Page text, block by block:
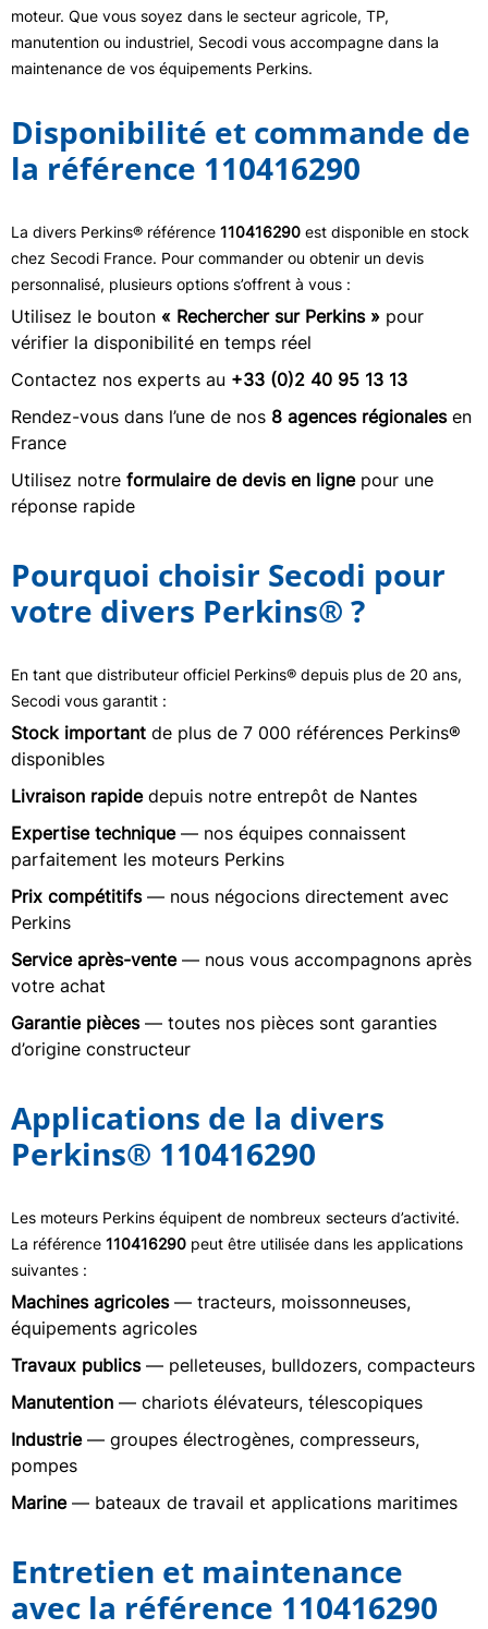
moteur. Que vous soyez dans le secteur agricole, TP,
manutention ou industriel, Secodi vous accompagne dans la
maintenance de vos équipements Perkins.
Disponibilité et commande de
la référence 110416290
La divers Perkins® référence 110416290 est disponible en stock
chez Secodi France. Pour commander ou obtenir un devis
personnalisé, plusieurs options s’offrent à vous :
Utilisez le bouton « Rechercher sur Perkins » pour
vérifier la disponibilité en temps réel
Contactez nos experts au +33 (0)2 40 95 13 13
Rendez-vous dans l’une de nos 8 agences régionalesen
France
Utilisez notre formulaire de devis en lignepour une
réponse rapide
Pourquoi choisir Secodi pour
votre divers Perkins® ?
En tant que distributeur officiel Perkins® depuis plus de 20 ans,
Secodi vous garantit :
Stock important de plus de 7 000 références Perkins®
disponibles
Livraison rapidedepuis notre entrepôt de Nantes
Expertise technique— nos équipes connaissent
parfaitement les moteurs Perkins
Prix compétitifs— nous négocions directement avec
Perkins
Service après-vente— nous vous accompagnons après
votre achat
Garantie pièces— toutes nos pièces sont garanties
d’origine constructeur
Applications de la divers
Perkins® 110416290
Les moteurs Perkins équipent de nombreux secteurs d’activité.
La référence 110416290 peut être utilisée dans les applications
suivantes :
Machines agricoles— tracteurs, moissonneuses,
équipements agricoles
Travaux publics— pelleteuses, bulldozers, compacteurs
Manutention — chariots élévateurs, télescopiques
Industrie— groupes électrogènes, compresseurs,
pompes
Marine— bateaux de travail et applications maritimes
Entretien et maintenance
avec la référence 110416290